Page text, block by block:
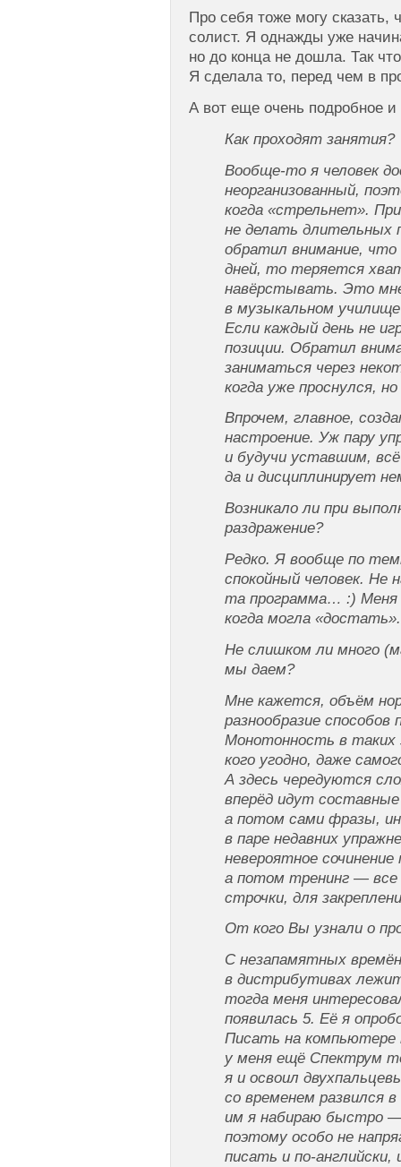
Про себя тоже могу сказать,
солист. Я однажды уже
но до конца не дошла. Так
Я сделала то, перед чем в
А вот еще очень подробное и
Кaк пpoxoдят зaнятия?
Вообще-то я человек
неорганизованный,
когда «стрельнет».
не делать длительных
обратил внимание,
дней, то теряется
навёрстывать. Это
в музыкальном
Если каждый день не
позиции. Обратил
заниматься через
когда уже проснулся,
Впрочем, главное,
настроение. Уж пару
и будучи уставшим,
да и дисциплинирует
Boзникaлo ли пpи
paздpaжeниe?
Редко. Я вообще по
спокойный человек. Не
та программа… :) Меня
когда могла «достать».
He cлишкoм ли мнoгo
мы дaeм?
Мне кажется, объём
разнообразие способов
Монотонность в таких
кого угодно, даже
А здесь чередуются
вперёд идут
а потом сами фразы,
в паре недавних
невероятное сочинение
а потом тренинг — все
строчки, для
Oт кoгo Bы yзнaли o
С незапамятных
в дистрибутивах
тогда меня
появилась 5. Её я
Писать на компьютере
у меня ещё Спектрум
я и освоил
со временем развился
им я набираю быстро
поэтому особо не
писать и по-английски,